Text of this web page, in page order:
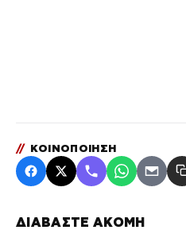
ΔΙΑΒΑΣΤΕ ΑΚΟΜΗ
// ΚΟΙΝΟΠΟΙΗΣΗ